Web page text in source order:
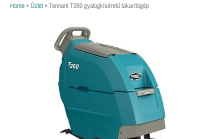
Home » Üzlet »Tennant T260 gyalogkíséretű takarítógép